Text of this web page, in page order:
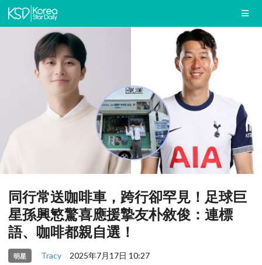
同行常送咖啡車，跨行卻罕見！足球巨
星孫興慜驚喜應援摯友朴敘俊：連標
語、咖啡都親自選！
明星 Tracy 2025年7月17日 10:27